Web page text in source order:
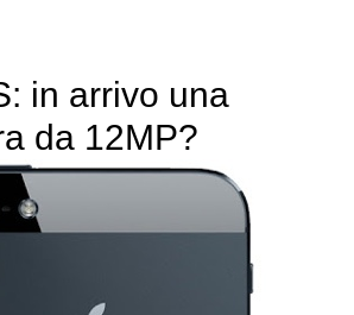
in arrivo una
da 12MP?